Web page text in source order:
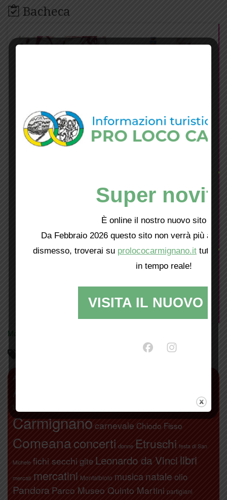
Bacheca
Mostra tutte le locandine
Abbazia di San Giusto
Artimino
biodistretto+
Carmignano carnevale Chiodo Fisso
Comeanaconcerti donne Etruschi festa di San
Michele fichi secchi gite Leonardo da Vinci libri
mercati mercatini Montalbiolo musica natale olio
Pandora Parco Museo Quinto Martini partigiani
Super
È online il nostro nuovo sito web!
Da Febbraio 2026 questo sito non verrà più
dismesso, troverai su prolococarmignano.it tutti i
in tempo reale!
VISITA IL NUOVO